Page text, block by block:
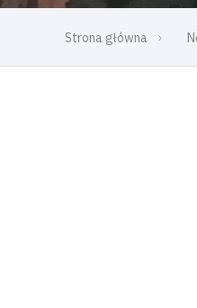
Strona główna